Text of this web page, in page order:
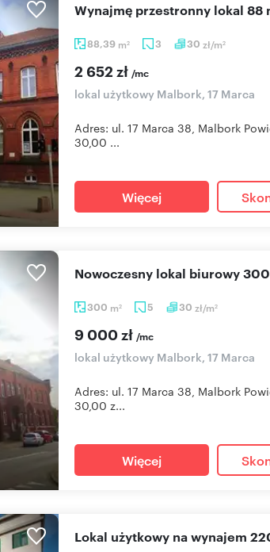
88,39 m2 3 30 zł/m2
Wynajmę przestronny lokal
2 652 zł /mc
lokal użytkowy Malbork, 17 Marca
Adres: ul. 17 Marca 38, Malbork
30,00 ...
Więcej
300 m2 5 30 zł/m2
Nowoczesny lokal biurowy
9 000 zł /mc
lokal użytkowy Malbork, 17 Marca
Adres: ul. 17 Marca 38, Malbork
30,00 z...
Więcej
lokal użytkowy na wynajem